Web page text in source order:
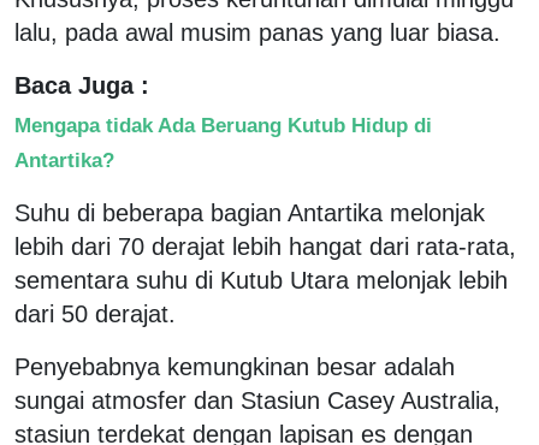
lalu, pada awal musim panas yang luar biasa.
Baca Juga :
Mengapa tidak Ada Beruang Kutub Hidup di
Antartika?
Suhu di beberapa bagian Antartika melonjak
lebih dari 70 derajat lebih hangat dari rata-rata,
sementara suhu di Kutub Utara melonjak lebih
dari 50 derajat.
Penyebabnya kemungkinan besar adalah
sungai atmosfer dan Stasiun Casey Australia,
stasiun terdekat dengan lapisan es dengan